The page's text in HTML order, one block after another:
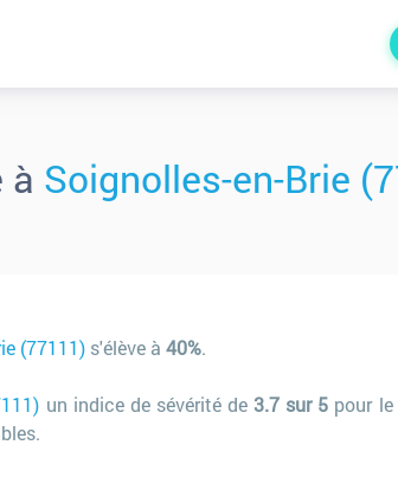
à Soignolles-en-Brie
(77111) s'élève à 40%.
un indice de sévérité de 3.7 sur 5 pour